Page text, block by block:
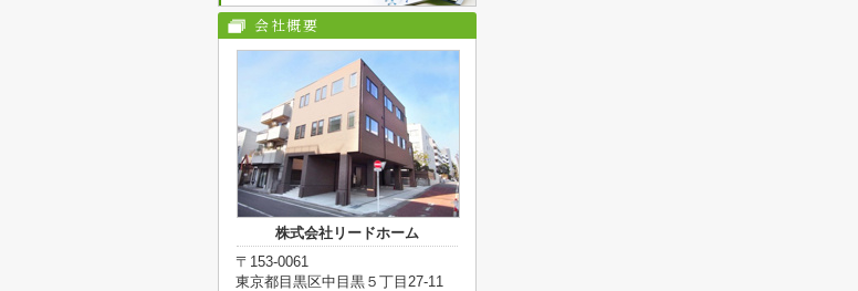
会社概要
株式会社リードホーム
〒153-0061
東京都目黒区中目黒５丁目27-11